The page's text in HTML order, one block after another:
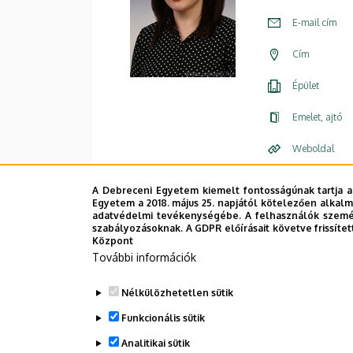
E-mail cím
Cím
Épület
Emelet, ajtó
Weboldal
A Debreceni Egyetem kiemelt fontosságúnak
Egyetem a 2018. május 25. napjától kötelezően
adatvédelmi tevékenységébe. A felhasználók
szabályozásoknak. A GDPR előírásait követve
Központ
További információk
Nélkülözhetetlen sütik
Funkcionális sütik
Analitikai sütik